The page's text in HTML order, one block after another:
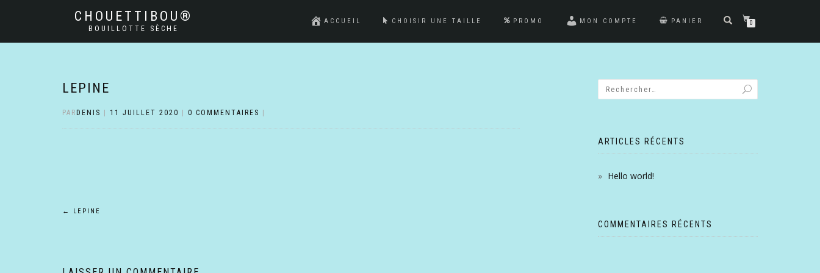
CHOUETTIBOU®
BOUILLOTTE SÈCHE
ACCUEIL CHOISIR UNE TAILLE PROMO MON COMPTE PANIER 0
LEPINE
PAR DENIS 11 JUILLET 2020 0 COMMENTAIRES
Navigation
← LEPINE
ARTICLES RÉCENTS
Hello world!
COMMENTAIRES RÉCENTS